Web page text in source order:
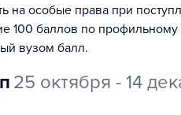
на особые права при
100 баллов по
вузом балл.
25 октября - 14